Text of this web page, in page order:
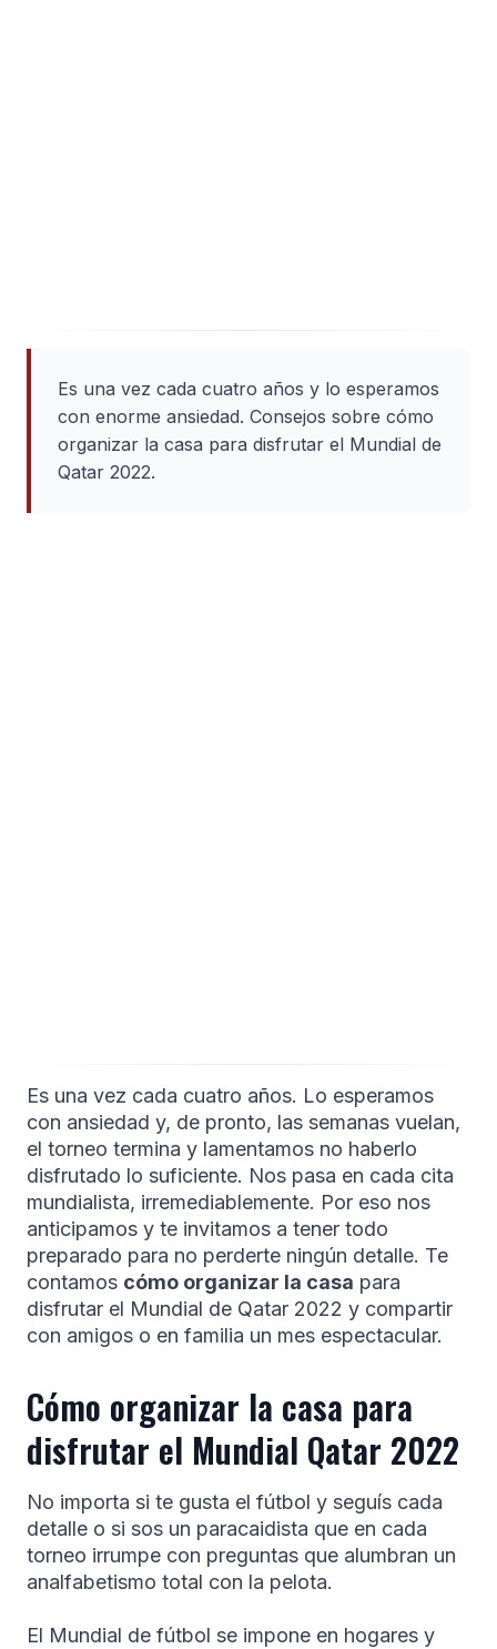
Es una vez cada cuatro años y lo esperamos
con enorme ansiedad. Consejos sobre cómo
organizar la casa para disfrutar el Mundial de
Qatar 2022.
Es una vez cada cuatro años. Lo esperamos
con ansiedad y, de pronto, las semanas vuelan,
el torneo termina y lamentamos no haberlo
disfrutado lo suficiente. Nos pasa en cada cita
mundialista, irremediablemente. Por eso nos
anticipamos y te invitamos a tener todo
preparado para no perderte ningún detalle. Te
contamos cómo organizar la casa para
disfrutar el Mundial de Qatar 2022 y compartir
con amigos o en familia un mes espectacular.
Cómo organizar la casa para
disfrutar el Mundial Qatar 2022
No importa si te gusta el fútbol y seguís cada
detalle o si sos un paracaidista que en cada
torneo irrumpe con preguntas que alumbran un
analfabetismo total con la pelota.
El Mundial de fútbol se impone en hogares y